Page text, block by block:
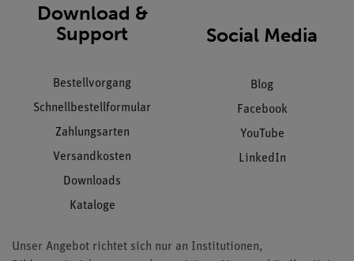
Download &
Support
Bestellvorgang
Schnellbestellformular
Zahlungsarten
Versandkosten
Downloads
Kataloge
Social Media
Blog
Facebook
YouTube
LinkedIn
Unser Angebot richtet sich nur an Institutionen,